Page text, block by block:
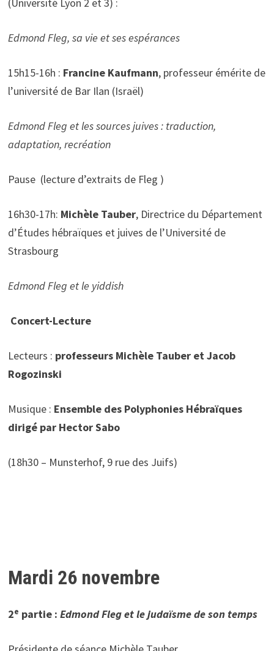
(Université Lyon 2 et 3) :
Edmond Fleg, sa vie et ses espérances
15h15-16h : Francine Kaufmann, professeur émérite de
l’université de Bar Ilan (Israël)
Edmond Fleg et les sources juives : traduction,
adaptation, recréation
Pause (lecture d’extraits de Fleg )
16h30-17h: Michèle Tauber, Directrice du Département
d’Études hébraïques et juives de l’Université de
Strasbourg
Edmond Fleg et le yiddish
Concert-Lecture
Lecteurs : professeurs Michèle Tauber et Jacob
Rogozinski
Musique : Ensemble des Polyphonies Hébraïques
dirigé par Hector Sabo
(18h30 – Munsterhof, 9 rue des Juifs)
Mardi 26 novembre
2e partie : Edmond Fleg et le judaïsme de son temps